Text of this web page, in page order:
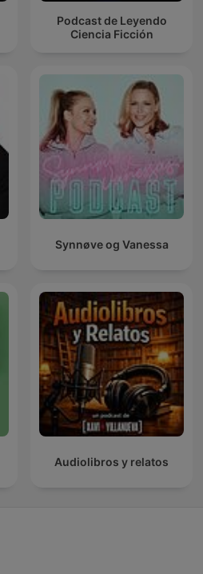
Podcast de Leyendo
Ciencia Ficción
Synnøve og Vanessa
Audiolibros y relatos